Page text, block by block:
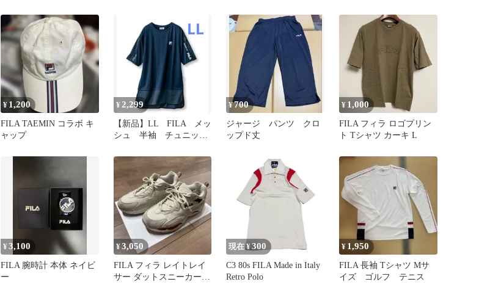
¥ 1,200
FILA TAEMIN コラボ キ
ャップ
¥ 2,299
【新品】LL FILA メッ
シュ 半袖 チュニッ
り Tシャツ
¥700
ジャージ パンツ クロ
ップド丈
¥ 1,000
FILA フィラ ロゴプリン
ト Tシャツ カーキ L
¥3,100
FILA 腕時計 本体 ネイビ
ー
¥3,050
FILA フィラ レイトレイ
サー ダットスニーカー
現在 ¥300
C3 80s FILA Made in Italy
Retro Polo
¥ 1,950
FILA 長袖 Tシャツ Mサ
イズ ゴルフ テニス